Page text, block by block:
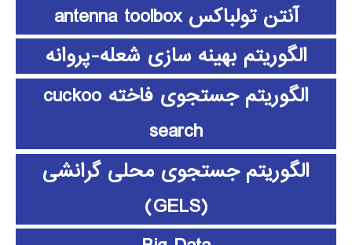
آنتن تولباکس antenna toolbox
الگوریتم بهینه سازی شعله-پروانه
الگوریتم جستجوی فاخته cuckoo
search
الگوریتم جستجوی محلی گرانشی
(GELS)